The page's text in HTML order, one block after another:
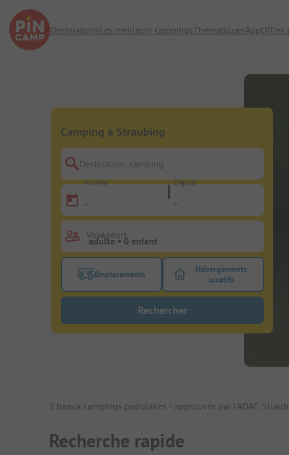
DestinationsLes meilleurs campingsThématiquesAppOffres
Camping à Straubing
Destination, camping
Arrivée
-
Départ
-
Voyageurs
Activez le bouton de filtre emplacements pour
Emplacements Activez le bouton
Hébergements
locatifs
Rechercher
2 beaux campings populaires - approuvés par l'ADAC.
Recherche rapide